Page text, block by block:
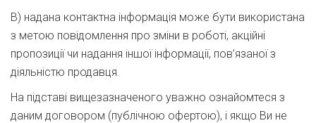
В) надана контактна інформація може бути використана
з метою повідомлення про зміни в роботі, акційні
пропозиції чи надання іншої інформації, пов’язаної з
діяльністю продавця.
На підставі вищезазначеного уважно ознайомтеся з
даним договором (публічною офертою), і якщо Ви не